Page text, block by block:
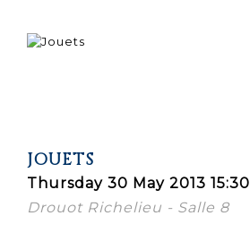
JOUETS
Thursday 30 May 2013 15:30
Drouot Richelieu - Salle 8